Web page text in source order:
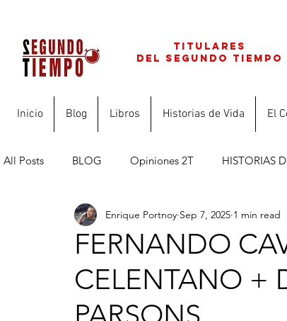
titulares
del segundo tiempo
Inicio Blog Libros Historias de Vida El
All Posts BLOG Opiniones 2T HISTORIAS
FINANZAS PARA PROFESIONALES
FERNANDO
CELENTANO +
Enrique Portnoy Sep 7, 2025 1 min read